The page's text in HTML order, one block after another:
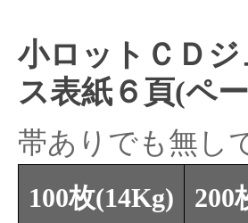
小ロットＣＤ
ス表紙６頁(ペ
帯ありでも無し
100枚(14Kg) 200